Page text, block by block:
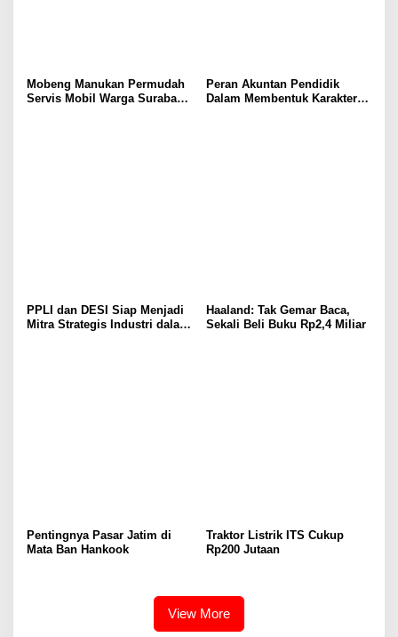
Mobeng Manukan Permudah
Servis Mobil Warga Surabaya
Peran Akuntan Pendidik
Dalam Membentuk Karakter
PPLI dan DESI Siap Menjadi
Mitra Strategis Industri dalam
Haaland: Tak Gemar Baca,
Sekali Beli Buku Rp2,4 Miliar
Pentingnya Pasar Jatim di
Mata Ban Hankook
Traktor Listrik ITS Cukup
Rp200 Jutaan
View More